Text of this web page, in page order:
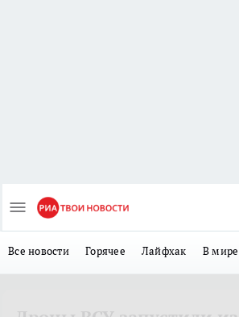
Все новости Горячее Лайфхак В мире